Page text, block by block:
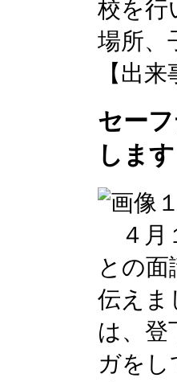
校を行
場所、
【出
セー
します
４月
との
伝えま
は、登
ガを